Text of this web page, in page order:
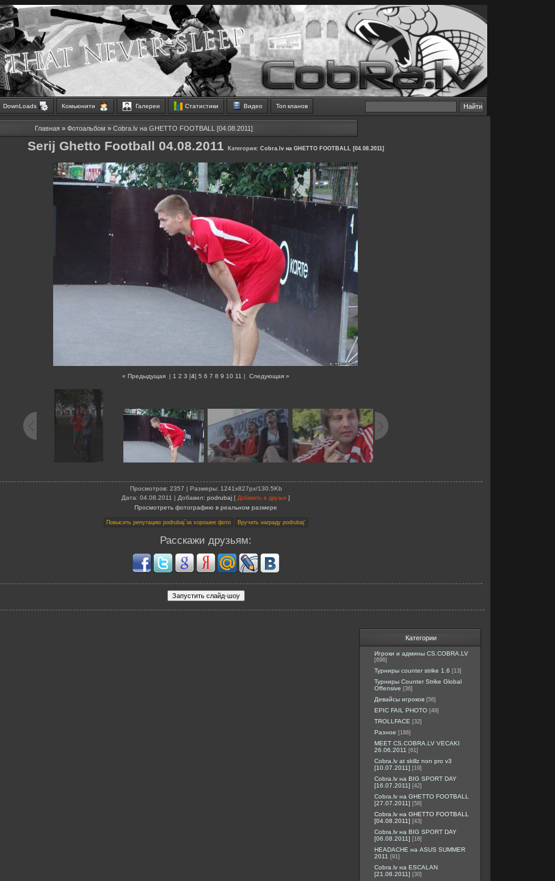
DownLoads Комьюнити Галереи Статистики Видео Топ кланов
Главная» Фотоальбом » Cobra.lv на GHETTO FOOTBALL [04.08.2011]
Serij Ghetto Football 04.08.2011 Категория: Cobra.lv на GHETTO FOOTBALL [04.08.2011]
« Предыдущая| 1 2 3 [4] 5 6 7 8 9 10 11 | Следующая »
Просмотров: 2357 | Размеры: 1241x827px/130.5Kb
Дата: 04.08.2011 | Добавил: podrubaj [ Добавить в друзья ]
Просмотреть фотографию в реальном размере
Расскажи друзьям:
Категории
Игроки и админы CS.COBRA.LV
[696]
Турниры counter strike 1.6 [13]
Турниры Counter Strike Global
Offensive [36]
Девайсы игроков [56]
EPIC FAIL PHOTO [49]
TROLLFACE [32]
Разное [186]
MEET CS.COBRA.LV VECAKI
26.06.2011 [61]
Cobra.lv at skillz non pro v3
[10.07.2011] [19]
Cobra.lv на BIG SPORT DAY
[16.07.2011] [42]
Cobra.lv на GHETTO FOOTBALL
[27.07.2011] [58]
Cobra.lv на GHETTO FOOTBALL
[04.08.2011] [43]
Cobra.lv на BIG SPORT DAY
[06.08.2011] [18]
HEADACHE на ASUS SUMMER
2011 [91]
Cobra.lv на ESCALAN
[21.08.2011] [30]